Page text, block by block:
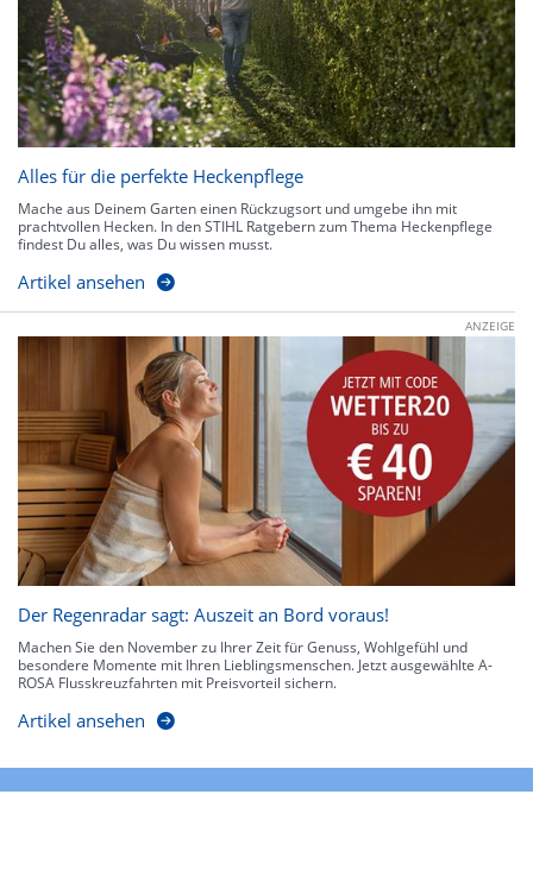
Alles für die perfekte Heckenpflege
Mache aus Deinem Garten einen Rückzugsort und umgebe ihn mit
prachtvollen Hecken. In den STIHL Ratgebern zum Thema Heckenpflege
findest Du alles, was Du wissen musst.
Artikel ansehen
ANZEIGE
Der Regenradar sagt: Auszeit an Bord voraus!
Machen Sie den November zu Ihrer Zeit für Genuss, Wohlgefühl und
besondere Momente mit Ihren Lieblingsmenschen. Jetzt ausgewählte A-
ROSA Flusskreuzfahrten mit Preisvorteil sichern.
Artikel ansehen